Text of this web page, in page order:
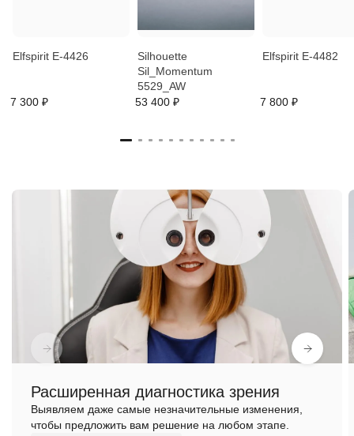
Elfspirit E-4426
7 300 ₽
Silhouette
Sil_Momentum
5529_AW
53 400 ₽
Elfspirit E-4482
7 800 ₽
Расширенная диагностика зрения
Выявляем даже самые незначительные изменения,
чтобы предложить вам решение на любом этапе.